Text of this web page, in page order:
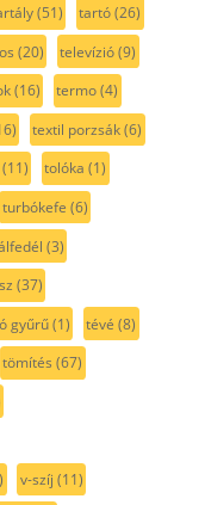
(51) tartó(26)
(20) televízió(9)
(16) termo(4)
textil porzsák(6)
tolóka (1)
turbókefe (6)
(3)
(37)
gyűrű(1) tévé (8)
tömítés (67)
v-szíj (11)